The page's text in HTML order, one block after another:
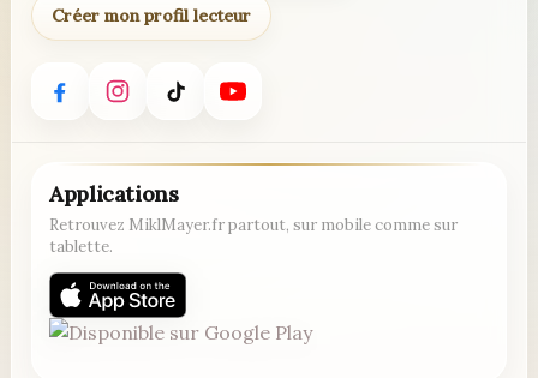
Créer mon profil lecteur
Applications
Retrouvez MiklMayer.fr partout, sur mobile comme sur
tablette.